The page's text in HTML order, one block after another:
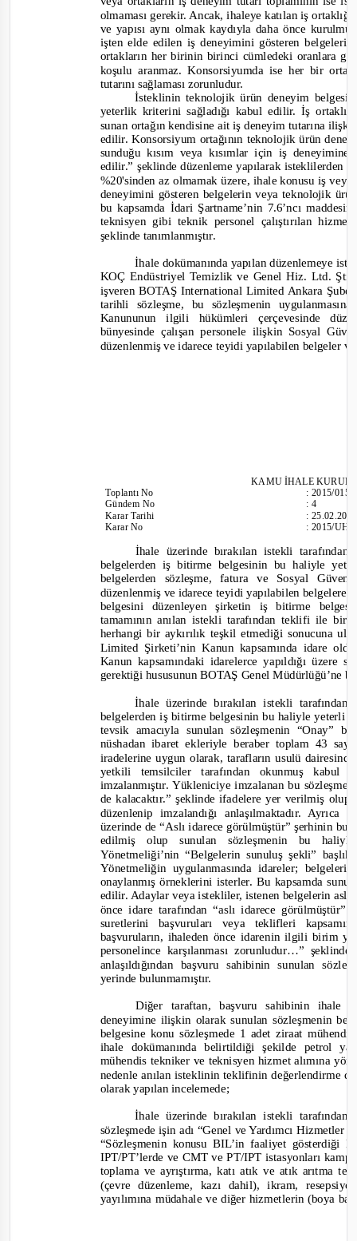
olmaması gerekir. Ancak, ihaleye katılan iş
ve yapısı aynı olmak kaydıyla daha önce
işten elde edilen iş deneyimini gösteren
ortakların her birinin birinci cümledeki oranlara
koşulu aranmaz. Konsorsiyumda ise her bir
tutarını sağlaması zorunludur.
İsteklinin teknolojik ürün deneyim
yeterlik kriterini sağladığı kabul edilir. İş
sunan ortağın kendisine ait iş deneyim tutarına
edilir. Konsorsiyum ortağının teknolojik ürün
sunduğu kısım veya kısımlar için iş
edilir.” şeklinde düzenleme yapılarak
%20'sinden az olmamak üzere, ihale konusu iş
deneyimini gösteren belgelerin veya teknolojik
bu kapsamda İdari Şartname’nin 7.6’ncı
teknisyen gibi teknik personel çalıştırılan
şeklinde tanımlanmıştır.
İhale dokümanında yapılan düzenlemeye
KOÇ Endüstriyel Temizlik ve Genel Hiz. Ltd.
işveren BOTAŞ International Limited Ankara
tarihli sözleşme, bu sözleşmenin
Kanununun ilgili hükümleri çerçevesinde
bünyesinde çalışan personele ilişkin Sosyal
düzenlenmiş ve idarece teyidi yapılabilen belgeler
KAMU İHALE
ToplantıNo
Gündem No
Karar Tarihi
Karar No
:2015/015
:4
:
:2015/
İhale üzerinde bırakılan istekli
belgelerden iş bitirme belgesinin bu haliyle
belgelerden sözleşme, fatura ve Sosyal
düzenlenmiş ve idarece teyidi yapılabilen belgelere
belgesini düzenleyen şirketin iş bitirme
tamamının anılan istekli tarafından teklifi ile
herhangi bir aykırılık teşkil etmediği sonucuna
Limited Şirketi’nin Kanun kapsamında idare
Kanun kapsamındaki idarelerce yapıldığı
gerektiği hususunun BOTAŞ Genel Müdürlüğü’ne
İhale üzerinde bırakılan istekli
belgelerden iş bitirme belgesinin bu haliyle yeterli
tevsik amacıyla sunulan sözleşmenin “Onay”
nüshadan ibaret ekleriyle beraber toplam 43
iradelerine uygun olarak, tarafların usulü
yetkili temsilciler tarafından okunmuş
imzalanmıştır. Yükleniciye imzalanan bu
de kalacaktır.” şeklinde ifadelere yer verilmiş
düzenlenip imzalandığı anlaşılmaktadır.
üzerinde de “Aslı idarece görülmüştür” şerhinin
edilmiş olup sunulan sözleşmenin bu
Yönetmeliği’nin “Belgelerin sunuluş şekli”
Yönetmeliğin uygulanmasında idareler;
onaylanmış örneklerini isterler. Bu kapsamda
edilir. Adaylarveya istekliler, istenen belgelerin
önce idare tarafından “aslı idarece
suretlerini başvuruları veya teklifleri
başvuruların, ihaleden önce idarenin ilgili birim
personelince karşılanması zorunludur…”
anlaşıldığından başvuru sahibinin sunulan
yerinde bulunmamıştır.
Diğer taraftan, başvuru sahibinin ihale
deneyimine ilişkin olarak sunulan sözleşmenin
belgesine konu sözleşmede 1 adet ziraat
ihale dokümanında belirtildiği şekilde petrol
mühendis tekniker ve teknisyen hizmet alımına
nedenle anılan isteklinin teklifinin değerlendirme
olarak yapılan incelemede;
İhale üzerinde bırakılan istekli
sözleşmede işin adı “Genel ve Yardımcı Hizmetler
“Sözleşmenin konusu BIL’in faaliyet
IPT/PT’lerde ve CMT ve PT/IPT istasyonları kamp
toplama ve ayrıştırma, katı atık ve atık arıtma
(çevre düzenleme, kazı dahil), ikram,
yayılımına müdahale ve diğer hizmetlerin (boya